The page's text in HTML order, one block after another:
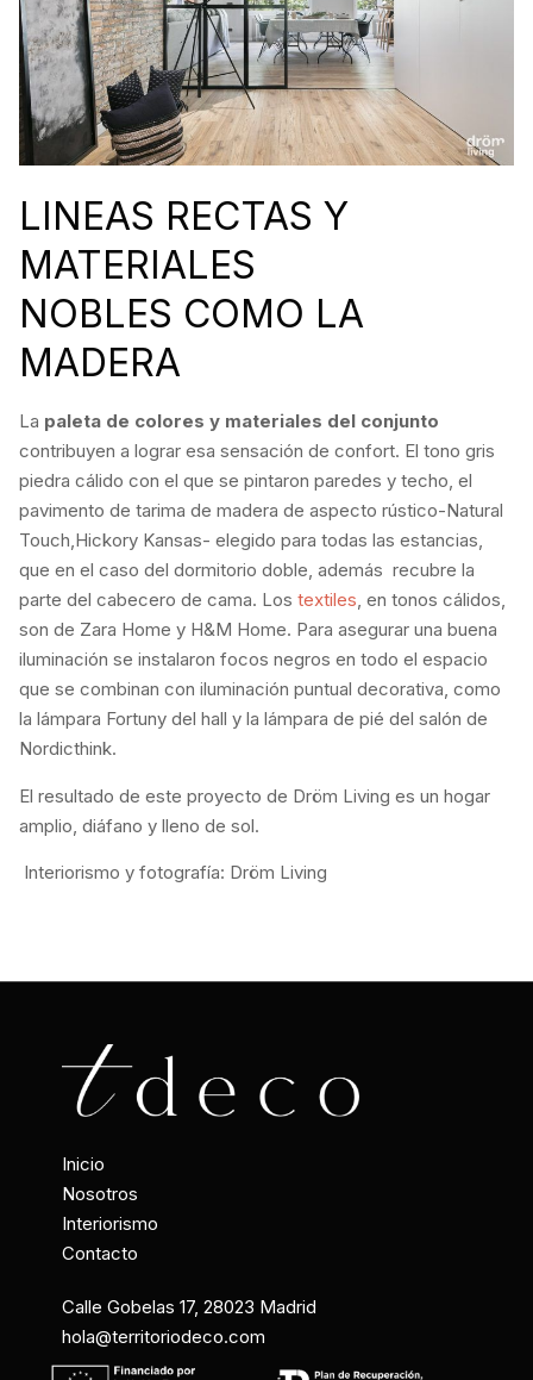
LINEAS RECTAS Y
MATERIALES
NOBLES COMO LA
MADERA
La paleta de colores y materiales del conjunto
contribuyen a lograr esa sensación de confort. El tono gris
piedra cálido con el que se pintaron paredes y techo, el
pavimento de tarima de madera de aspecto rústico-Natural
Touch,Hickory Kansas- elegido para todas las estancias,
que en el caso del dormitorio doble, además recubre la
parte del cabecero de cama. Los textiles, en tonos cálidos,
son de Zara Home y H&M Home. Para asegurar una buena
iluminación se instalaron focos negros en todo el espacio
que se combinan con iluminación puntual decorativa, como
la lámpara Fortuny del hall y la lámpara de pié del salón de
Nordicthink.
El resultado de este proyecto de Dröm Living es un hogar
amplio, diáfano y lleno de sol.
Interiorismo y fotografía: Dröm Living
Inicio
Nosotros
Interiorismo
Contacto
Calle Gobelas 17, 28023 Madrid
hola@territoriodeco.com